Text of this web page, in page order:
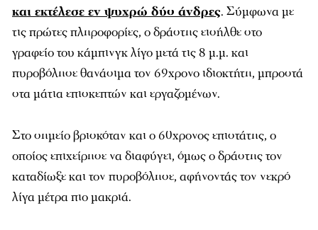
και εκτέλεσε εν ψυχρώ δύο άνδρες. Σύμφωνα με
τις πρώτες πληροφορίες, ο δράστης εισήλθε στο
γραφείο του κάμπινγκ λίγο μετά τις 8 μ.μ. και
πυροβόλησε θανάσιμα τον 69χρονο ιδιοκτήτη, μπροστά
στα μάτια επισκεπτών και εργαζομένων.
Στο σημείο βρισκόταν και ο 60χρονος επιστάτης, ο
οποίος επιχείρησε να διαφύγει, όμως ο δράστης τον
καταδίωξε και τον πυροβόλησε, αφήνοντάς τον νεκρό
λίγα μέτρα πιο μακριά.